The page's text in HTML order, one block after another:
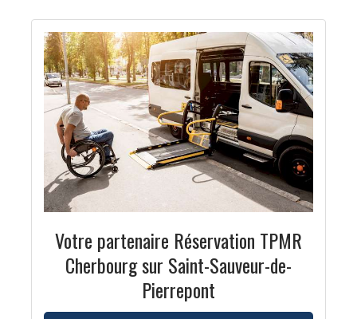
Votre partenaire Réservation TPMR
Cherbourg sur Saint-Sauveur-de-
Pierrepont